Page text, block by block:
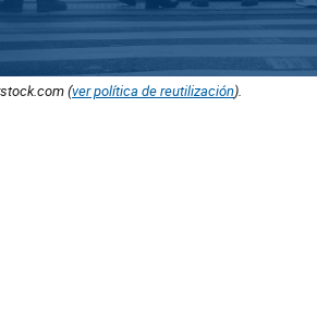
(ver política de reutilización).